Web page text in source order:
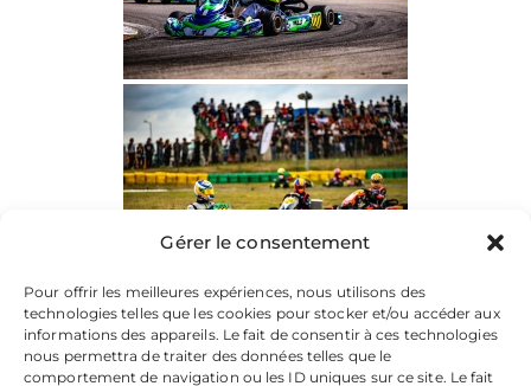
Gérer le consentement
Pour offrir les meilleures expériences, nous utilisons des
technologies telles que les cookies pour stocker et/ou accéder aux
informations des appareils. Le fait de consentir à ces technologies
nous permettra de traiter des données telles que le
comportement de navigation ou les ID uniques sur ce site. Le fait